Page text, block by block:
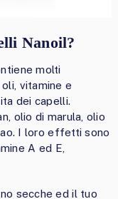
Nanoil?
molti
vitamine e
dei capelli.
olio di marula, olio
I loro effetti sono
A ed E,
secche ed il tuo